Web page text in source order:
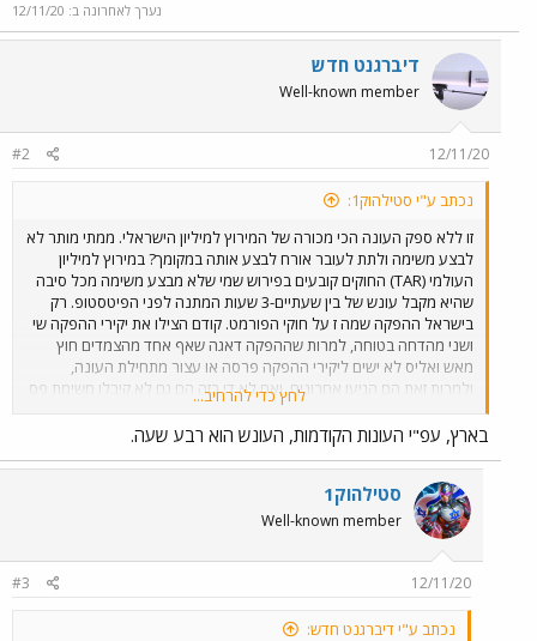
נערך לאחרונה ב: 12/11/20
דיברגנט חדש
Well-known member
12/11/20
#2
נכתב ע"י סטילהוק1:
זו ללא ספק העונה הכי מכורה של המירוץ למיליון הישראלי. ממתי מותר לא
לבצע משימה ולתת לעובר אורח לבצע אותה במקומך? במירוץ למיליון
העולמי (TAR) החוקים קובעים בפירוש שמי שלא מבצע משימה מכל סיבה
שהיא מקבל עונש של בין שעתיים-3 שעות המתנה לפני הפיטסטופ. רק
בישראל ההפקה שמה ז על חוקי הפורמט. קודם הצילו את יקירי ההפקה שי
ושני מהדחה בטוחה, למרות שההפקה דאגה שאף אחד מהצמדים חוץ
מאש ואליס לא ישים ליקירי ההפקה פרסה או עצור מתחילת העונה,
ולמרות זאת הם הגיעו אחרונים, ואם לא די בזה הם גם לא קיבלו משימת פס
מוותרת לשני על ביצוע משימה ונותנת לה לבחור עובר אורח מקומי שיבצע
אותה במקומה. מעניין אם גם לנטע שנפצעה עכשיו ההפקה תיתן שעובר
אורח מקומי יבצע במקומה את המשימה בזמן שהיא בטיפול נמרץ... הפקה
עלובה וביזיונית שכבר משתינה על הצופים מהמקפצה האולימפית. יש לכם
את זה ביותר מכור?
לחץ כדי להרחיב...
בארץ, עפ"י העונות הקודמות, העונש הוא רבע שעה.
סטילהוק1
Well-known member
12/11/20
#3
נכתב ע"י דיברגנט חדש: